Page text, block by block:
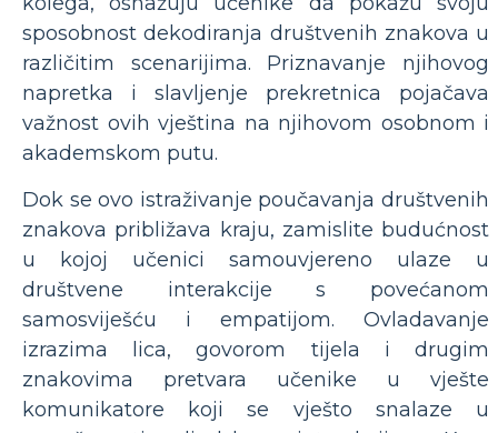
sposobnost dekodiranja društvenih znakova u
različitim scenarijima. Priznavanje njihovog
napretka i slavljenje prekretnica pojačava
važnost ovih vještina na njihovom osobnom i
akademskom putu.
Dok se ovo istraživanje poučavanja društvenih
znakova približava kraju, zamislite budućnost
u kojoj učenici samouvjereno ulaze u
društvene interakcije s povećanom
samosviješću i empatijom. Ovladavanje
izrazima lica, govorom tijela i drugim
znakovima pretvara učenike u vješte
komunikatore koji se vješto snalaze u